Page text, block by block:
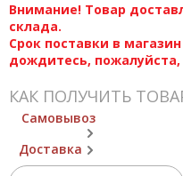
Внимание! Товар
склада.
Срок поставки в
дождитесь, пожалуйста,
КАК ПОЛУЧИТЬ
Самовывоз
Доставка